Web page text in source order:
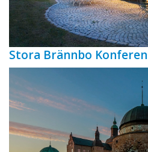
Stora Brännbo